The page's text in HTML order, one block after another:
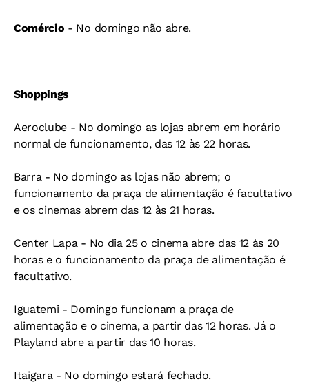
Comércio - No domingo não abre.
Shoppings
Aeroclube - No domingo as lojas abrem em horário
normal de funcionamento, das 12 às 22 horas.
Barra - No domingo as lojas não abrem; o
funcionamento da praça de alimentação é facultativo
e os cinemas abrem das 12 às 21 horas.
Center Lapa - No dia 25 o cinema abre das 12 às 20
horas e o funcionamento da praça de alimentação é
facultativo.
Iguatemi - Domingo funcionam a praça de
alimentação e o cinema, a partir das 12 horas. Já o
Playland abre a partir das 10 horas.
Itaigara - No domingo estará fechado.